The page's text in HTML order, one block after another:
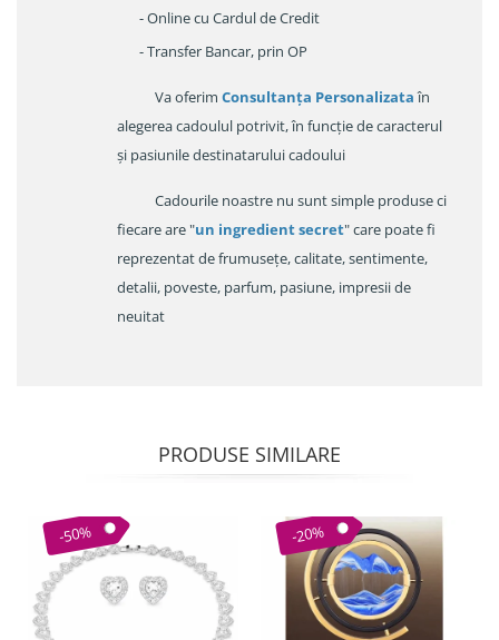
- Online cu Cardul de Credit
- Transfer Bancar, prin OP
Va oferim Consultanța Personalizataîn
alegerea cadoulul potrivit, în funcție de caracterul
și pasiunile destinatarului cadoului
Cadourile noastre nu sunt simple produse ci
fiecare are "un ingredient secret" care poate fi
reprezentat de frumusețe, calitate, sentimente,
detalii, poveste, parfum, pasiune, impresii de
neuitat
PRODUSE SIMILARE
-50% -20%